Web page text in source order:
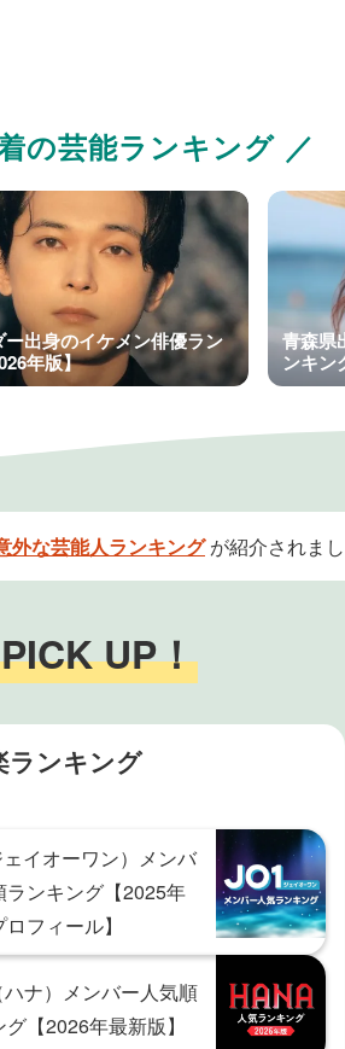
の芸能ランキング ／
出身のイケメン俳優ラン
年版】
青森県
ンキン
外な芸能人ランキングが紹介されまし
PICK UP！
ランキング
イオーワン）メンバ
ランキング【2025年
フィール】
ナ）メンバー人気順
【2026年最新版】